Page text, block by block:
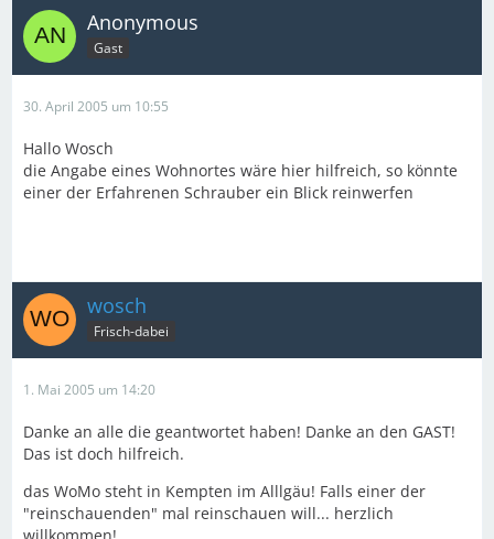
Anonymous
Gast
30. April 2005 um 10:55
Hallo Wosch
die Angabe eines Wohnortes wäre hier hilfreich, so könnte
einer der Erfahrenen Schrauber ein Blick reinwerfen
wosch
Frisch-dabei
1. Mai 2005 um 14:20
Danke an alle die geantwortet haben! Danke an den GAST!
Das ist doch hilfreich.
das WoMo steht in Kempten im Alllgäu! Falls einer der
"reinschauenden" mal reinschauen will... herzlich